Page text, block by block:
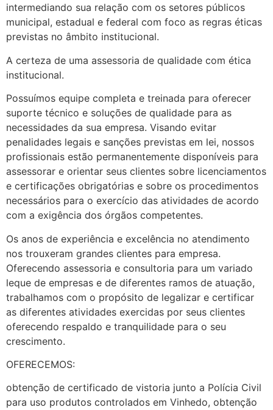
intermediando sua relação com os setores públicos
municipal, estadual e federal com foco as regras éticas
previstas no âmbito institucional.
A certeza de uma assessoria de qualidade com ética
institucional.
Possuímos equipe completa e treinada para oferecer
suporte técnico e soluções de qualidade para as
necessidades da sua empresa. Visando evitar
penalidades legais e sanções previstas em lei, nossos
profissionais estão permanentemente disponíveis para
assessorar e orientar seus clientes sobre licenciamentos
e certificações obrigatórias e sobre os procedimentos
necessários para o exercício das atividades de acordo
com a exigência dos órgãos competentes.
Os anos de experiência e excelência no atendimento
nos trouxeram grandes clientes para empresa.
Oferecendo assessoria e consultoria para um variado
leque de empresas e de diferentes ramos de atuação,
trabalhamos com o propósito de legalizar e certificar
as diferentes atividades exercidas por seus clientes
oferecendo respaldo e tranquilidade para o seu
crescimento.
OFERECEMOS:
obtenção de certificado de vistoria junto a Polícia Civil
para uso produtos controlados em Vinhedo, obtenção